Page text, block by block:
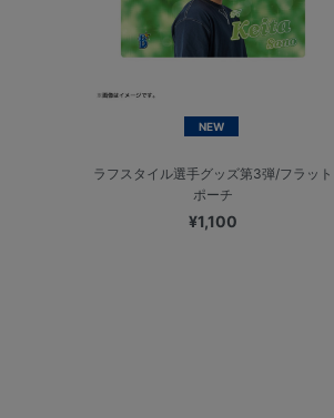
NEW
ラフスタイル選手グッズ第3弾/フラット
ポーチ
¥1,100